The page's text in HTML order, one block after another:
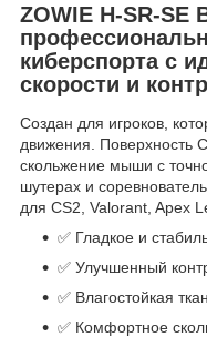
ZOWIE H-SR-SE
киберспорта с
скорости и
Создан для игроков,
движения. Поверхность
скольжение мыши с
шутерах и
для CS2, Valorant, Apex
✅ Гладкое и
✅ Улучшенный
✅ Влагостойкая
✅ Комфортное